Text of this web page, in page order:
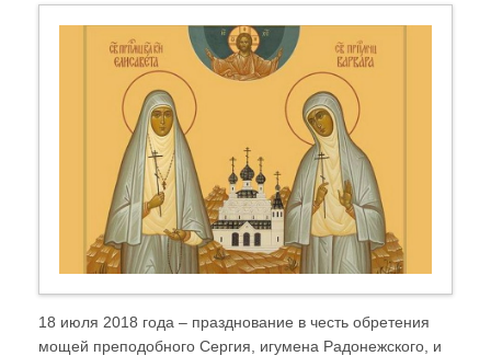
18 июля 2018 года – празднование в честь обретения
мощей преподобного Сергия, игумена Радонежского, и